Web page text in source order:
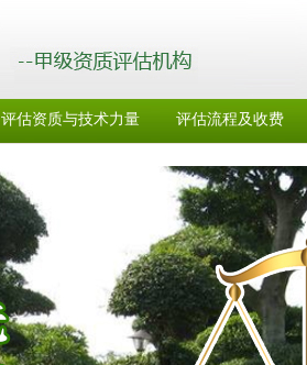
评估资质与技术力量 评估流程及收费